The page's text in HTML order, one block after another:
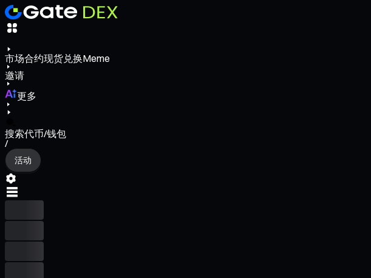
市场合约现货兑换Meme
邀请
更多
搜索代币/钱包
/
活动